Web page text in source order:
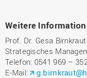
Weitere
Prof. Dr. Gesa Birnkraut
Strategisches
Telefon: 0541 969 –
E-Mail: